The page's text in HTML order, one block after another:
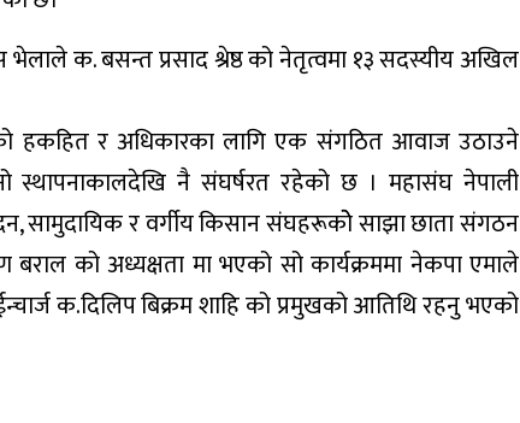
क. बसन्त प्रसाद श्रेष्ठ को नेतृत्वमा १३ सदस्यीय अखिल
हकहित र अधिकारका लागि एक संगठित आवाज उठाउने
नै संघर्षरत रहेको छ । महासंघ नेपाली
सामुदायिक र वर्गीय किसान संघहरूकोे साझा छाता संगठन
को अध्यक्षता मा भएको सो कार्यक्रममा नेकपा एमाले
क.दिलिप बिक्रम शाहि को प्रमुखको आतिथि रहनु भएको